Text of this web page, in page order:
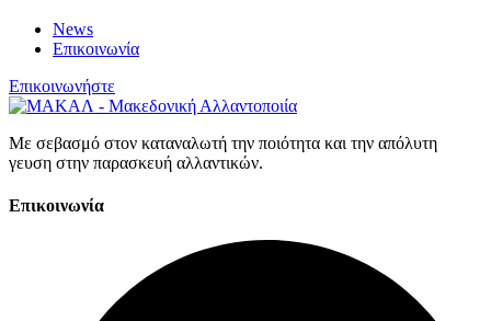
News
Επικοινωνία
Επικοινωνήστε
Με σεβασμό στον καταναλωτή την ποιότητα και την απόλυτη
γευση στην παρασκευή αλλαντικών.
Επικοινωνία